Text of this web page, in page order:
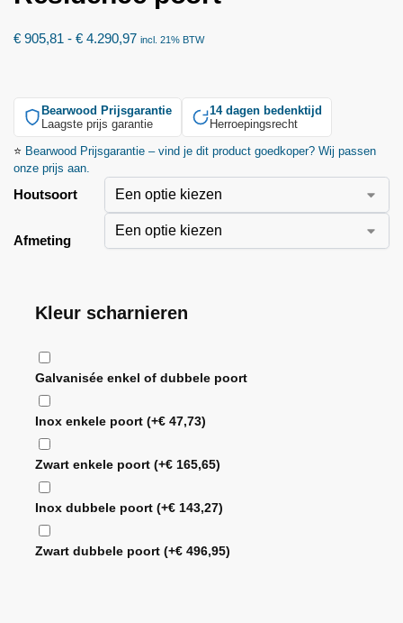
€ 905,81 - € 4.290,97 incl. 21% BTW
Bearwood Prijsgarantie
Laagste prijs garantie
14 dagen bedenktijd
Herroepingsrecht
⭐ Bearwood Prijsgarantie – vind je dit product goedkoper? Wij passen
onze prijs aan.
Houtsoort
Afmeting
Kleur scharnieren
Galvanisée enkel of dubbele poort
Inox enkele poort(+€ 47,73)
Zwart enkele poort(+€ 165,65)
Inox dubbele poort(+€ 143,27)
Zwart dubbele poort(+€ 496,95)